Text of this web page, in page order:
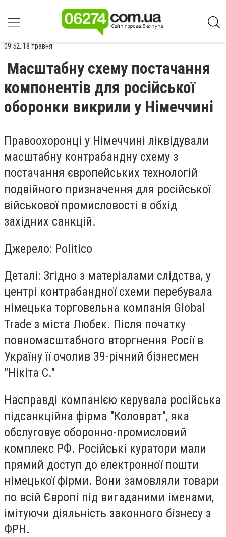
09:52, 18 травня
Масштабну схему постачання
компонентів для російської
оборонки викрили у Німеччині
Правоохоронці у Німеччині ліквідували
масштабну контрабандну схему з
постачання європейських технологій
подвійного призначення для російської
військової промисловості в обхід
західних санкцій.
Джерело: Politico
Деталі: Згідно з матеріалами слідства, у
центрі контрабандної схеми перебувала
німецька торговельна компанія Global
Trade з міста Любек. Після початку
повномасштабного вторгнення Росії в
Україну її очолив 39-річний бізнесмен
"Нікіта С."
Насправді компанією керувала російська
підсанкційна фірма "Коловрат", яка
обслуговує оборонно-промисловий
комплекс РФ. Російські куратори мали
прямий доступ до електронної пошти
німецької фірми. Вони замовляли товари
по всій Європі під вигаданими іменами,
імітуючи діяльність законного бізнесу з
ФРН.